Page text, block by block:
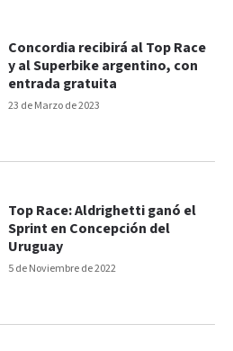
23 de Marzo de 2023
Concordia recibirá al Top Race
y al Superbike argentino, con
entrada gratuita
5 de Noviembre de 2022
Top Race: Aldrighetti ganó el
Sprint en Concepción del
Uruguay